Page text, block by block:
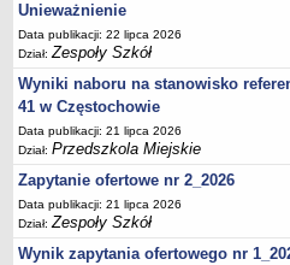
Unieważnienie
Data publikacji: 22 lipca 2026
Dział:Zespoły Szkół
Wyniki naboru na stanowisko
41 w Częstochowie
Data publikacji: 21 lipca 2026
Dział:Przedszkola Miejskie
Zapytanie ofertowe nr 2_2026
Data publikacji: 21 lipca 2026
Dział:Zespoły Szkół
Wynik zapytania ofertowego nr